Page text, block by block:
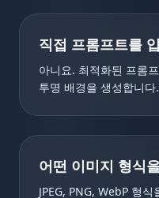
직접 프롬프트를
아니요. 최적화된 프롬
투명 배경을 생성합니다.
어떤 이미지 형식
JPEG, PNG, WebP 형